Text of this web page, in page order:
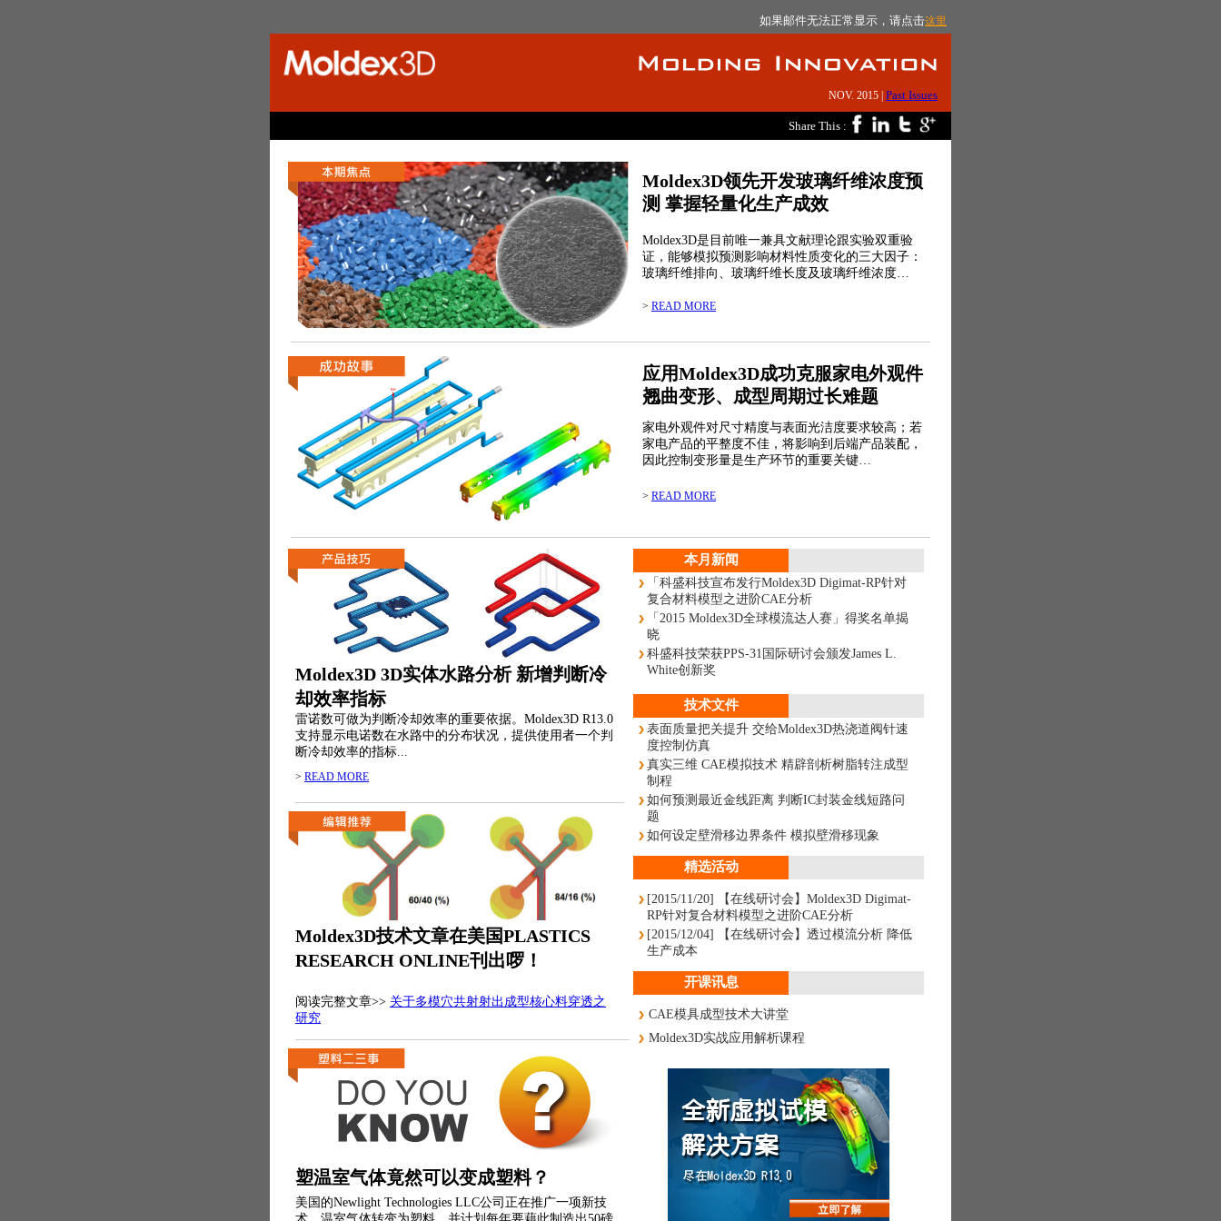
如果邮件无法正常显示，请点击这里
NOV. 2015 | Past Issues
Share This :
Moldex3D领先开发玻璃纤维浓度预
测 掌握轻量化生产成效
Moldex3D是目前唯一兼具文献理论跟实验双重验
证，能够模拟预测影响材料性质变化的三大因子：
玻璃纤维排向、玻璃纤维长度及玻璃纤维浓度…
> READ MORE
应用Moldex3D成功克服家电外观件
翘曲变形、成型周期过长难题
家电外观件对尺寸精度与表面光洁度要求较高；若
家电产品的平整度不佳，将影响到后端产品装配，
因此控制变形量是生产环节的重要关键…
> READ MORE
Moldex3D 3D实体水路分析 新增判断冷
却效率指标
雷诺数可做为判断冷却效率的重要依据。Moldex3D R13.0
支持显示电诺数在水路中的分布状况，提供使用者一个判
断冷却效率的指标...
> READ MORE
Moldex3D技术文章在美国PLASTICS
RESEARCH ONLINE刊出啰！
阅读完整文章>> 关于多模穴共射射出成型核心料穿透之
研究
塑温室气体竟然可以变成塑料？
美国的Newlight Technologies LLC公司正在推广一项新技
术，温室气体转变为塑料，并计划每年要藉此制造出50磅
本月新闻
「科盛科技宣布发行Moldex3D Digimat-RP针对
复合材料模型之进阶CAE分析
「2015 Moldex3D全球模流达人赛」得奖名单揭
晓
科盛科技荣获PPS-31国际研讨会颁发James L.
White创新奖
技术文件
表面质量把关提升 交给Moldex3D热浇道阀针速
度控制仿真
真实三维 CAE模拟技术 精辟剖析树脂转注成型
制程
如何预测最近金线距离 判断IC封装金线短路问
题
如何设定壁滑移边界条件 模拟壁滑移现象
精选活动
[2015/11/20] 【在线研讨会】Moldex3D Digimat-
RP针对复合材料模型之进阶CAE分析
[2015/12/04] 【在线研讨会】透过模流分析 降低
生产成本
开课讯息
CAE模具成型技术大讲堂
Moldex3D实战应用解析课程